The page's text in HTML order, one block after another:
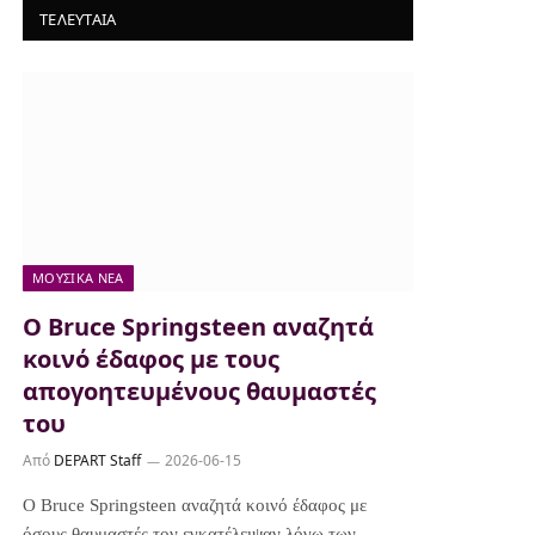
ΤΕΛΕΥΤΑΙΑ
ΜΟΥΣΙΚΆ ΝΈΑ
Ο Bruce Springsteen αναζητά
κοινό έδαφος με τους
απογοητευμένους θαυμαστές
του
Από DEPART Staff 2026-06-15
Ο Bruce Springsteen αναζητά κοινό έδαφος με